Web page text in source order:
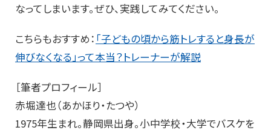
なってしまいます。ぜひ、実践してみてください。
こちらもおすすめ： 「子どもの頃から筋トレすると身長が
伸びなくなる」って本当？トレーナーが解説
［筆者プロフィール］
赤堀達也（あかほり・たつや）
1975年生まれ。静岡県出身。小中学校・大学でバスケを